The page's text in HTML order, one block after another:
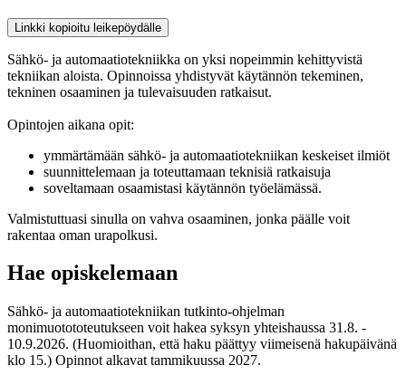
Linkki kopioitu leikepöydälle
Sähkö- ja automaatiotekniikka on yksi nopeimmin kehittyvistä
tekniikan aloista. Opinnoissa yhdistyvät käytännön tekeminen,
tekninen osaaminen ja tulevaisuuden ratkaisut.
Opintojen aikana opit:
ymmärtämään sähkö- ja automaatiotekniikan keskeiset ilmiöt
suunnittelemaan ja toteuttamaan teknisiä ratkaisuja
soveltamaan osaamistasi käytännön työelämässä.
Valmistuttuasi sinulla on vahva osaaminen, jonka päälle voit
rakentaa oman urapolkusi.
Hae opiskelemaan
Sähkö- ja automaatiotekniikan tutkinto-ohjelman
monimuotototeutukseen voit hakea syksyn yhteishaussa 31.8. -
10.9.2026. (Huomioithan, että haku päättyy viimeisenä hakupäivänä
klo 15.) Opinnot alkavat tammikuussa 2027.